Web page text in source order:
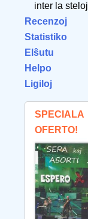
inter la steloj
Recenzoj
Statistiko
Elŝutu
Helpo
Ligiloj
SPECIALA
OFERTO!